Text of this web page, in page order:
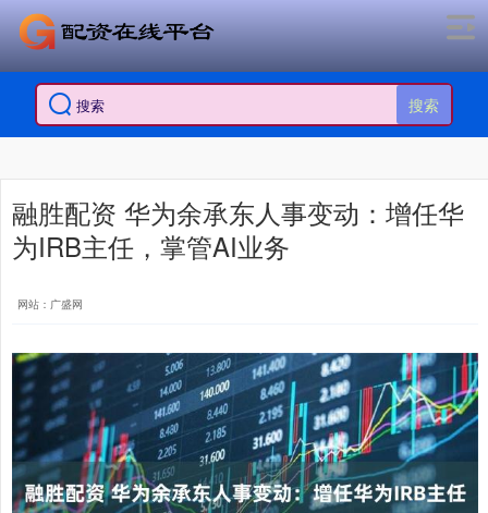
搜索
融胜配资 华为余承东人事变动：增任华
为IRB主任，掌管AI业务
网站：广盛网